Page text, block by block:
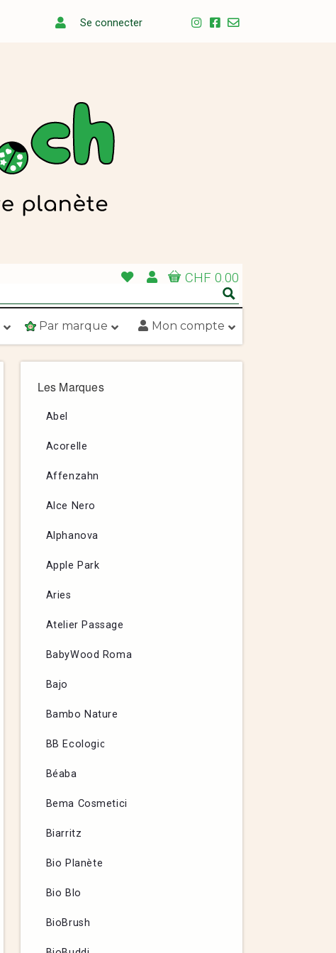
Se connecter
CHF 0.00
Par marque Mon compte
Les Marques
Abel
Acorelle
Affenzahn
Alce Nero
Alphanova
Apple Park
Aries
Atelier Passage
BabyWood Roma
Bajo
Bambo Nature
BB Ecologic
Béaba
Bema Cosmetici
Biarritz
Bio Planète
Bio Blo
BioBrush